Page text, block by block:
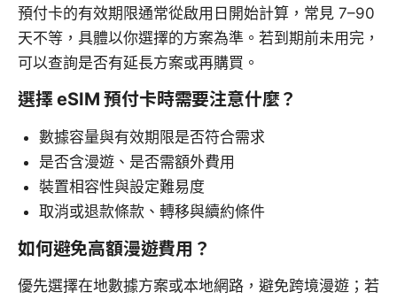
預付卡的有效期限通常從啟用日開始計算，常見 7–90
天不等，具體以你選擇的方案為準。若到期前未用完，
可以查詢是否有延長方案或再購買。
選擇 eSIM 預付卡時需要注意什麼？
數據容量與有效期限是否符合需求
是否含漫遊、是否需額外費用
裝置相容性與設定難易度
取消或退款條款、轉移與續約條件
如何避免高額漫遊費用？
優先選擇在地數據方案或本地網路，避免跨境漫遊；若